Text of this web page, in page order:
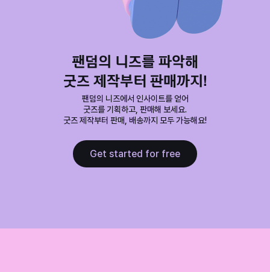
팬덤의 니즈를 파악해
굿즈 제작부터 판매까지!
팬덤의 니즈에서 인사이트를 얻어
굿즈를 기획하고, 판매해 보세요.
굿즈 제작부터 판매, 배송까지 모두 가능해요!
Get started for free